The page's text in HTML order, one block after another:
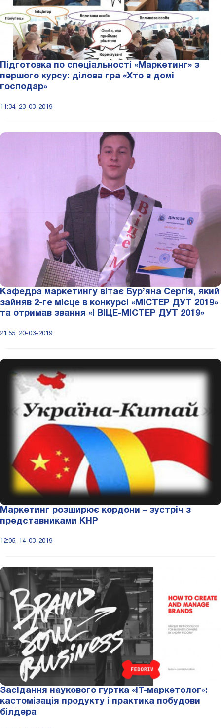
Підготовка по спеціальності «Маркетинг» з
першого курсу: ділова гра «Хто в домі
господар»
11:34, 23-03-2019
Кафедра маркетингу вітає Бур’яна Сергія, який
зайняв 2-ге місце в конкурсі «МІСТЕР ДУТ 2019»
та отримав звання «І ВІЦЕ-МІСТЕР ДУТ 2019»
21:55, 20-03-2019
Маркетинг розширює кордони – зустріч з
представниками КНР
12:05, 14-03-2019
Засідання наукового гуртка «ІТ-маркетолог»:
кастомізація продукту і практика побудови
білдера